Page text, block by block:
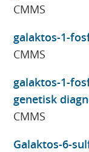
CMMS
galaktos-1-
CMMS
galaktos-1-
genetisk
CMMS
Galaktos-6-